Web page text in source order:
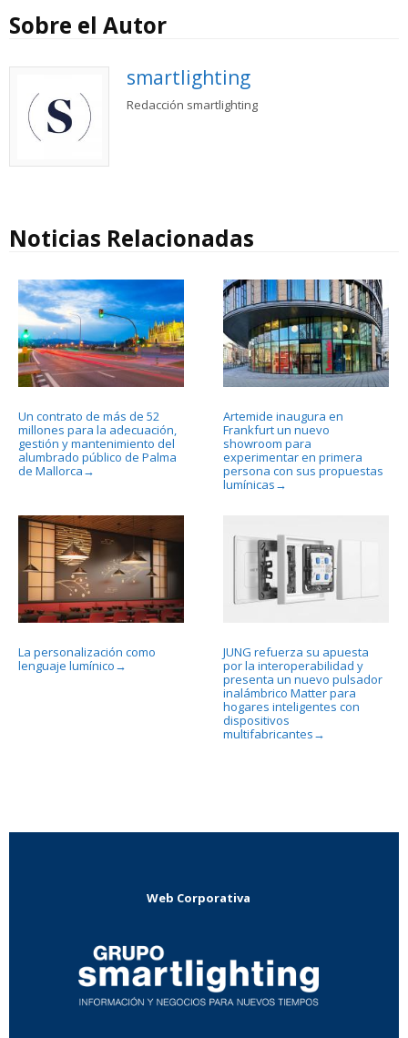
Sobre el Autor
smartlighting
Redacción smartlighting
Noticias Relacionadas
Un contrato de más de 52
millones para la adecuación,
gestión y mantenimiento del
alumbrado público de Palma
de Mallorca →
Artemide inaugura en
Frankfurt un nuevo
showroom para
experimentar en primera
persona con sus propuestas
lumínicas →
La personalización como
lenguaje lumínico →
JUNG refuerza su apuesta
por la interoperabilidad y
presenta un nuevo pulsador
inalámbrico Matter para
hogares inteligentes con
dispositivos
multifabricantes →
Web Corporativa